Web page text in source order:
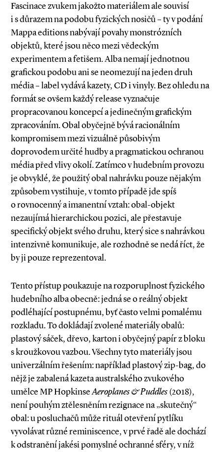
Fascinace zvukem jakožto materiálem ale souvisí
i s důrazem na podobu fyzických nosičů – ty v podání
Mappa editions nabývají povahy monstrózních
objektů, které jsou něco mezi vědeckým
experimentem a fetišem. Alba nemají jednotnou
grafickou podobu ani se neomezují na jeden druh
média – label vydává kazety, CD i vinyly. Bez ohledu na
formát se ovšem každý release vyznačuje
propracovanou koncepcí a jedinečným grafickým
zpracováním. Obal obyčejně bývá racionálním
kompromisem mezi vizuál­ně působivým
doprovodem určité hudby a pragmatickou ochranou
média před vlivy okolí. Zatímco v hudebním provozu
je obvyklé, že použitý obal nahrávku pouze nějakým
způsobem vystihuje, v tomto případě jde spíš
o rovnocenný a imanentní vztah: obal­-objekt
nezaujímá hierarchickou pozici, ale přestavuje
specifický objekt svého druhu, který sice s nahrávkou
intenzivně komunikuje, ale rozhodně se nedá říct, že
by ji pouze reprezentoval.
Tento přístup poukazuje na rozporuplnost fyzického
hudebního alba obecně: jedná se o reálný objekt
podléhající postupnému, byť často velmi pomalému
rozkladu. To dokládají zvolené materiály obalů:
plastový sáček, dřevo, karton i obyčejný papír z bloku
s kroužkovou vazbou. Všechny tyto materiály jsou
univerzálním řešením: například plastový zip­-bag, do
nějž je zabalená kazeta australského zvukového
umělce MP HopkinseAeroplanes & Puddles(2018),
není pouhým ztělesněním rezignace na „skutečný“
obal: u posluchačů může rituál otevření pytlíku
vyvolávat různé reminiscence, v prvé řadě ale dochází
k odstranění jakési pomyslné ochranné sféry, v níž